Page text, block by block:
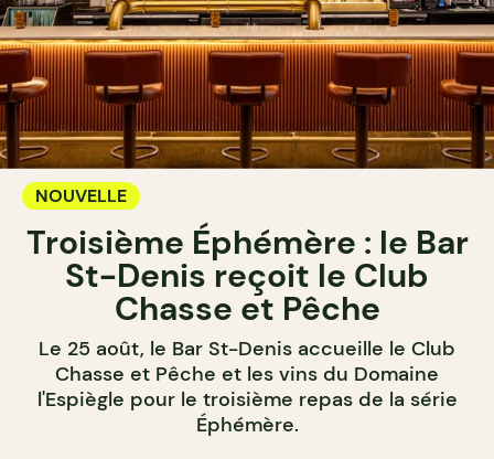
NOUVELLE
Troisième Éphémère : le Bar
St-Denis reçoit le Club
Chasse et Pêche
Le 25 août, le Bar St-Denis accueille le Club
Chasse et Pêche et les vins du Domaine
l'Espiègle pour le troisième repas de la série
Éphémère.